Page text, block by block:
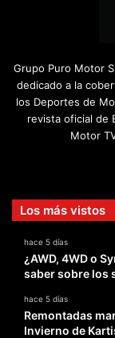
Grupo Puro Motor
dedicado a la
los Deportes de
revista oficial de
Motor
Los más vistos
hace 5 días
¿AWD, 4WD o
saber sobre los
hace 5 días
Remontadas
Invierno de